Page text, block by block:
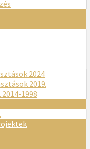
2024
2019.
1998